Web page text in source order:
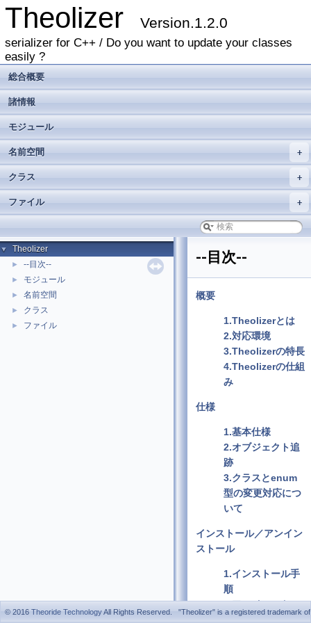
Theolizer Version.1.2.0
serializer for C++ / Do you want to update your classes
easily ?
総合概要
諸情報
モジュール
+
名前空間
+
クラス
+
ファイル
▼ Theolizer
► --目次--
► モジュール
► 名前空間
► クラス
► ファイル
--目次--
概要
1.Theolizerとは
2.対応環境
3.Theolizerの特長
4.Theolizerの仕組
み
仕様
1.基本仕様
2.オブジェクト追
跡
3.クラスとenum
型の変更対応につ
いて
インストール／アンイン
ストール
1.インストール手
順
2.アンインストー
ル手順
© 2016 Theoride TechnologyAll Rights Reserved. "Theolizer" is a registered trademark of